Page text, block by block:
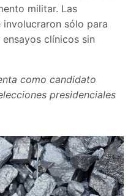
militar. Las
involucraron sólo para
clínicos sin
como candidato
presidenciales